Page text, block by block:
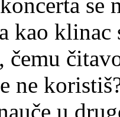
kao klinac
čemu
ne
u